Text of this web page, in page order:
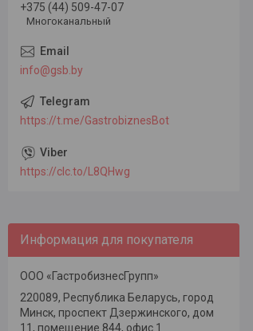
+375 (44) 509-47-07
Многоканальный
info@gsb.by
https://t.me/GastrobiznesBot
https://clc.to/L8QHwg
Информация для покупателя
ООО «ГастробизнесГрупп»
220089, Республика Беларусь, город
Минск, проспект Дзержинского, дом
11, помещение 844, офис 1